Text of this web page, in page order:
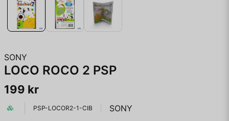
SONY
LOCO ROCO 2 PSP
199 kr
PSP-LOCOR2-1-CIB SONY